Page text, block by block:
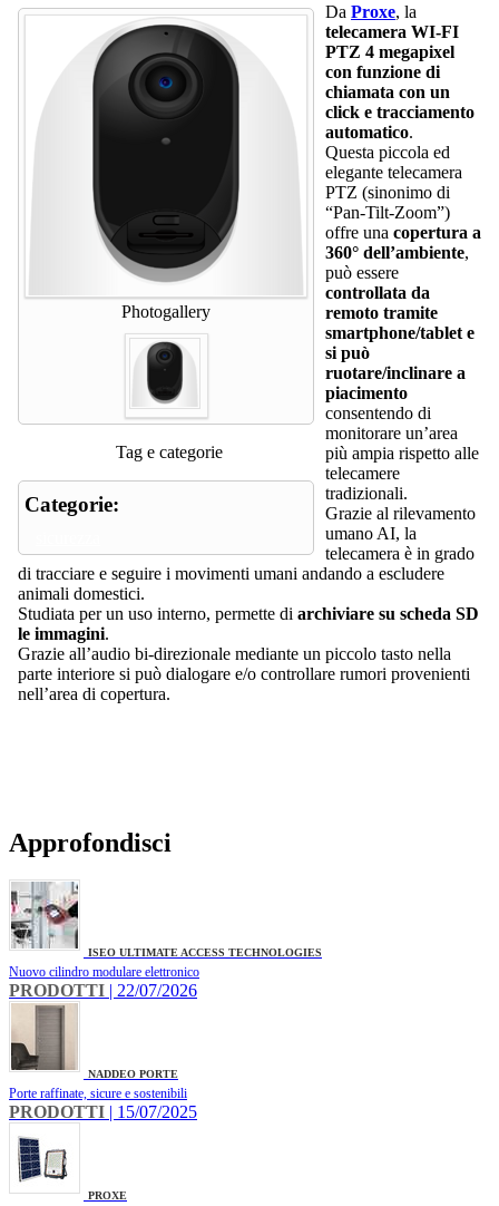
Photogallery
Tag e categorie
Categorie:
Da Proxe, la
telecamera WI-FI
PTZ 4 megapixel
con funzione di
chiamata con un
click e tracciamento
automatico.
Questa piccola ed
elegante telecamera
PTZ (sinonimo di
“Pan-Tilt-Zoom”)
offre una copertura a
360° dell’ambiente,
può essere
controllata da
remoto tramite
smartphone/tablet e
si può
ruotare/inclinare a
piacimento
consentendo di
monitorare un’area
più ampia rispetto alle
telecamere
tradizionali.
Grazie al rilevamento
umano AI, la
telecamera è in grado
di tracciare e seguire i movimenti umani andando a escludere
animali domestici.
Studiata per un uso interno, permette di archiviare su scheda SD
le immagini.
Grazie all’audio bi-direzionale mediante un piccolo tasto nella
parte interiore si può dialogare e/o controllare rumori provenienti
nell’area di copertura.
Approfondisci
ISEO ULTIMATE ACCESS TECHNOLOGIES
Nuovo cilindro modulare elettronico
PRODOTTI | 22/07/2026
NADDEO PORTE
Porte raffinate, sicure e sostenibili
PRODOTTI | 15/07/2025
PROXE